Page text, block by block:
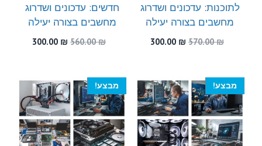
לתוכנות: עדכונים ושדרוג
מחשבים בצורה יעילה
570.00₪
המחיר
570.00 ₪.
300.00 ₪
300.00 ₪.
חדשים: עדכונים ושדרוג
מחשבים בצורה יעילה
560.00₪
המחיר
560.00 ₪.
300.00 ₪
המחיר
300.00 ₪.
מבצע! מבצע!